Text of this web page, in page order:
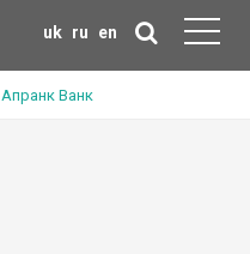
uk ru en
Апранк Ванк